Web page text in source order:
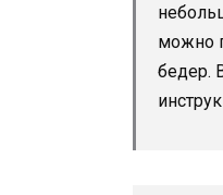
можно
бедер.